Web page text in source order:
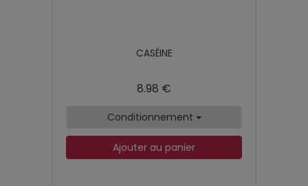
CASÉINE
8.98 €
Conditionnement
Ajouter au panier